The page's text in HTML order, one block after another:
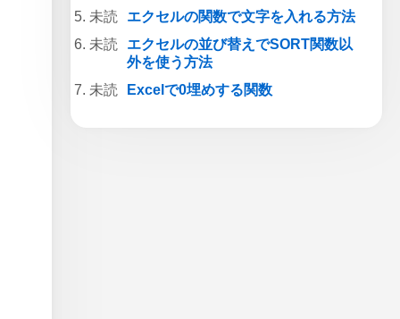
エクセルの関数で文字を入れる方法
エクセルの並び替えでSORT関数以
外を使う方法
Excelで0埋めする関数